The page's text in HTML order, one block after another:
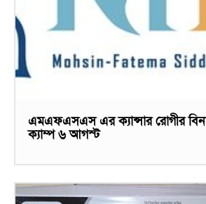
এমএফএসএস এর ক্যান্সার রোগীর
ক্যাম্প ৬ আগস্ট